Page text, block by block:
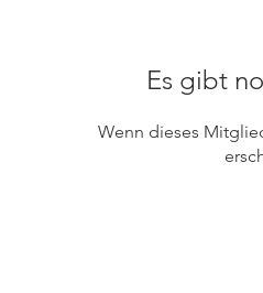
Es gibt
Wenn dieses